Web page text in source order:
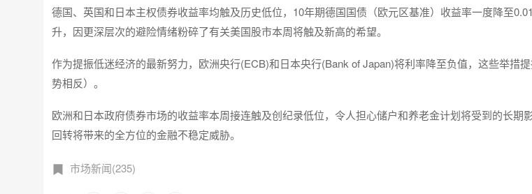
德国、英国和日本主权债券收益率均触及历史低位，10年期德国国债（欧元区基准）收益率一度降至
升，因更深层次的避险情绪粉碎了有关美国股市本周将触及新高的希望。
作为提振低迷经济的最新努力，欧洲央行(ECB)和日本央行(Bank of Japan)将利率降至负值，这些举措
势相反）。
欧洲和日本政府债券市场的收益率本周接连触及创纪录低位，令人担心储户和养老金计划将受到的长期
回转将带来的全方位的金融不稳定威胁。
市场新闻(235)